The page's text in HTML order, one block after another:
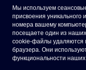
информации, он несет
за причиненные
убытки, включая
6.3.4. Обеспечить
кабинету и не вправе
Договору третьим
Мы используем
присвоения уникального
номера вашему
посещаете один из
cookie-файлы удаляются
браузера. Они
функциональности наших